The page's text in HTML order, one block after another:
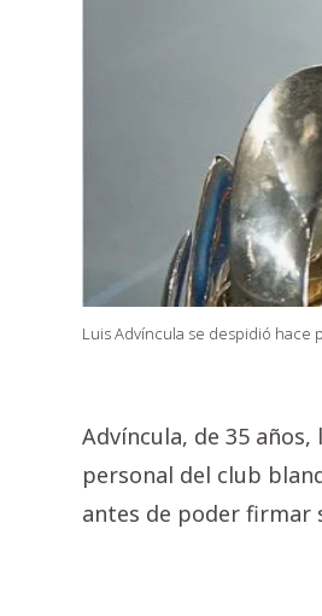
Luis Advíncula se despidió hace
Advíncula, de 35
personal del club
antes de poder firmar